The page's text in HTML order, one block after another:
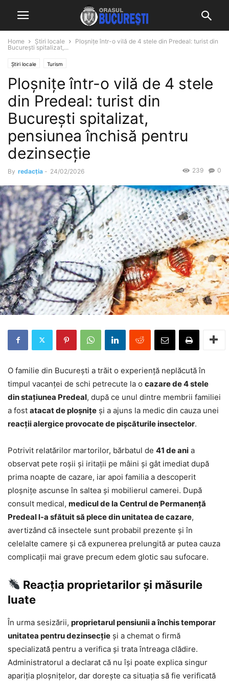
Home Știri locale
Ploșnițe într-o vilă de 4 stele din Predeal: turist din
București spitalizat,...
Știri locale Turism
Ploșnițe într-o vilă de 4 stele
din Predeal: turist din
București spitalizat,
pensiunea închisă pentru
dezinsecție
By redacția - 24/02/2026 0
239
O familie din București a trăit o experiență neplăcută în
timpul vacanței de schi petrecute la o cazare de 4 stele
din stațiunea Predeal, după ce unul dintre membrii familiei
a fost atacat de ploșnițe și a ajuns la medic din cauza unei
reacții alergice provocate de pișcăturile insectelor.
Potrivit relatărilor martorilor, bărbatul de 41 de ani a
observat pete roșii și iritații pe mâini și gât imediat după
prima noapte de cazare, iar apoi familia a descoperit
ploșnițe ascunse în saltea și mobilierul camerei. După
consult medical, medicul de la Centrul de Permanență
Predeal l-a sfătuit să plece din unitatea de cazare,
avertizând că insectele sunt probabil prezente și în
celelalte camere și că expunerea prelungită ar putea cauza
complicații mai grave precum edem glotic sau sufocare.
Reacția proprietarilor și măsurile
luate
În urma sesizării, proprietarul pensiunii a închis temporar
unitatea pentru dezinsecție și a chemat o firmă
specializată pentru a verifica și trata întreaga clădire.
Administratorul a declarat că nu își poate explica singur
apariția ploșnițelor, dar dorește ca situația să fie verificată